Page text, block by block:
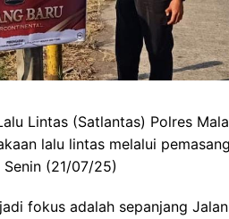
Lintas (Satlantas) Polres
lalu lintas melalui
(21/07/25)
fokus adalah sepanjang